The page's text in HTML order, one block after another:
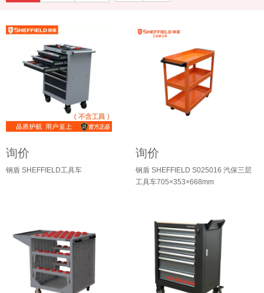
询价
钢盾 SHEFFIELD工具车
询价
钢盾 SHEFFIELD S025016 汽保三层
工具车705×353×668mm